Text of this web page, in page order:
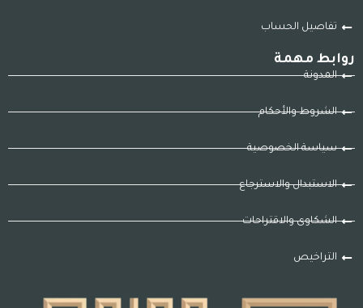
تفاصيل الحساب
روابط مهمة
المدونة
الشروط والأحكام
سياسة الخصوصية
الاستبدال والاسترجاع
الشكاوى والاقتراحات
التراخيص